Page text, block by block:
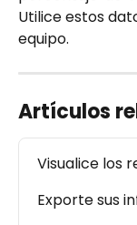
Utilice estos
equipo.
Artículos
Visualice los
Exporte sus